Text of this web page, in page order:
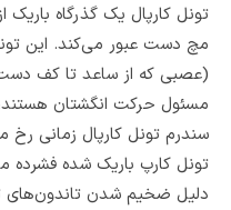
تونل کارپال یک گذرگاه
مچ دست عبور می‌کند. این
(عصبی که از ساعد تا کف
مسئول حرکت انگشتان
سندرم تونل کارپال زمانی
تونل کارپ باریک شده فشرده
دلیل ضخیم شدن تاندون‌های